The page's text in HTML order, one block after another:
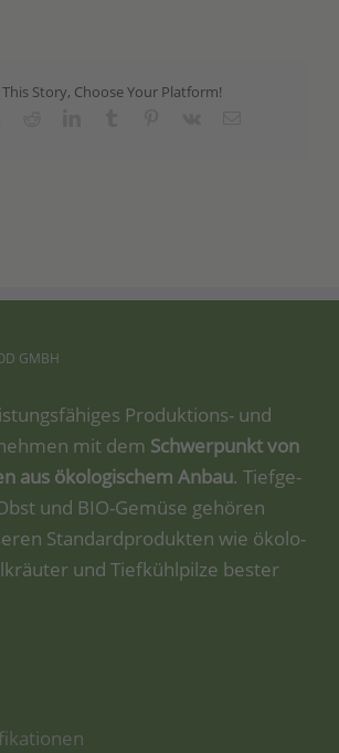
This Story, Choose Your Platform!
GMBH
Pro­duk­ti­ons- und
mit dem Schwer­punkt von
aus öko­lo­gi­schem Anbau. Tief­ge­
und BIO-Gemü­se gehö­ren
Stan­dard­pro­duk­ten wie öko­lo­
und Tief­kühl­pil­ze bes­ter